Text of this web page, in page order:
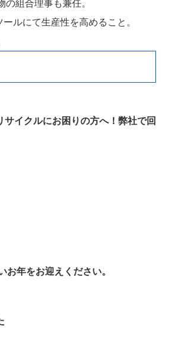
組合理事も兼任。
ルにて生産性を高めること。
イクルにお困りの方へ！弊社で回
年をお迎えください。